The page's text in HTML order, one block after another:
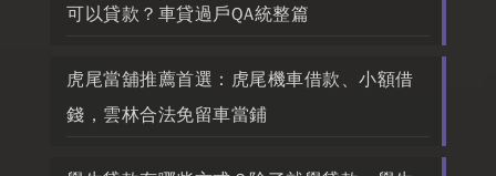
可以貸款？車貸過戶QA統整篇
虎尾當舖推薦首選：虎尾機車借款、小額借
錢，雲林合法免留車當鋪